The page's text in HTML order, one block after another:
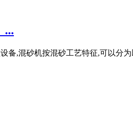
...
备,混砂机按混砂工艺特征,可以分